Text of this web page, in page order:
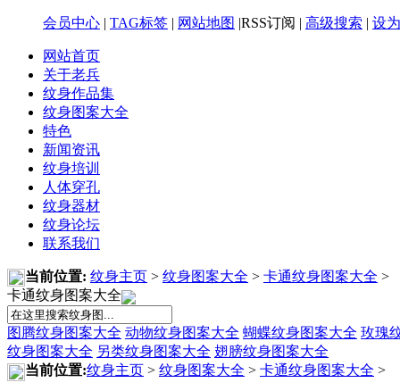
会员中心 | TAG标签 | 网站地图 |RSS订阅 | 高级搜索 | 设
网站首页
关于老兵
纹身作品集
纹身图案大全
特色
新闻资讯
纹身培训
人体穿孔
纹身器材
纹身论坛
联系我们
当前位置: 纹身主页 > 纹身图案大全 > 卡通纹身图案大全 >
卡通纹身图案大全
图腾纹身图案大全 动物纹身图案大全 蝴蝶纹身图案大全 玫瑰
纹身图案大全 另类纹身图案大全 翅膀纹身图案大全
当前位置:纹身主页 > 纹身图案大全 > 卡通纹身图案大全 >